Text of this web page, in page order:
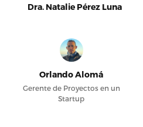
Dra. Natalie Pérez Luna
Orlando Alomá
Gerente de Proyectos en un
Startup